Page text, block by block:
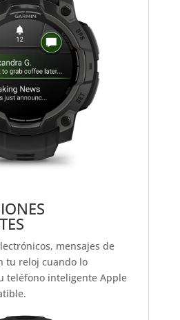
mensajes de
tu reloj cuando lo
teléfono inteligente Apple